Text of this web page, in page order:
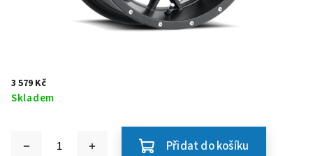
3 579 Kč
Skladem
Přidat do košíku